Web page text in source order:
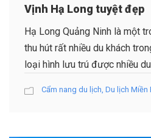
Vịnh Hạ Long tuyệt đẹp
Hạ Long Quảng Ninh là một
thu hút rất nhiều du khách
loại hình lưu trú được nhiều du
Cẩm nang du lịch, Du lịch Miền